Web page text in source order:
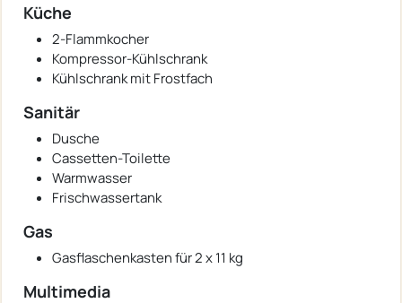
Küche
2-Flammkocher
Kompressor-Kühlschrank
Kühlschrank mit Frostfach
Sanitär
Dusche
Cassetten-Toilette
Warmwasser
Frischwassertank
Gas
Gasflaschenkasten für 2 x 11 kg
Multimedia